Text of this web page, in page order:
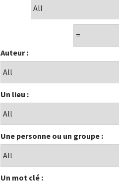
Auteur :
Un lieu :
Une personne ou un groupe :
Un mot clé :